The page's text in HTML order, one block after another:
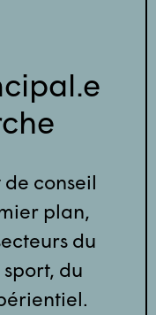
conseil
plan,
du
du